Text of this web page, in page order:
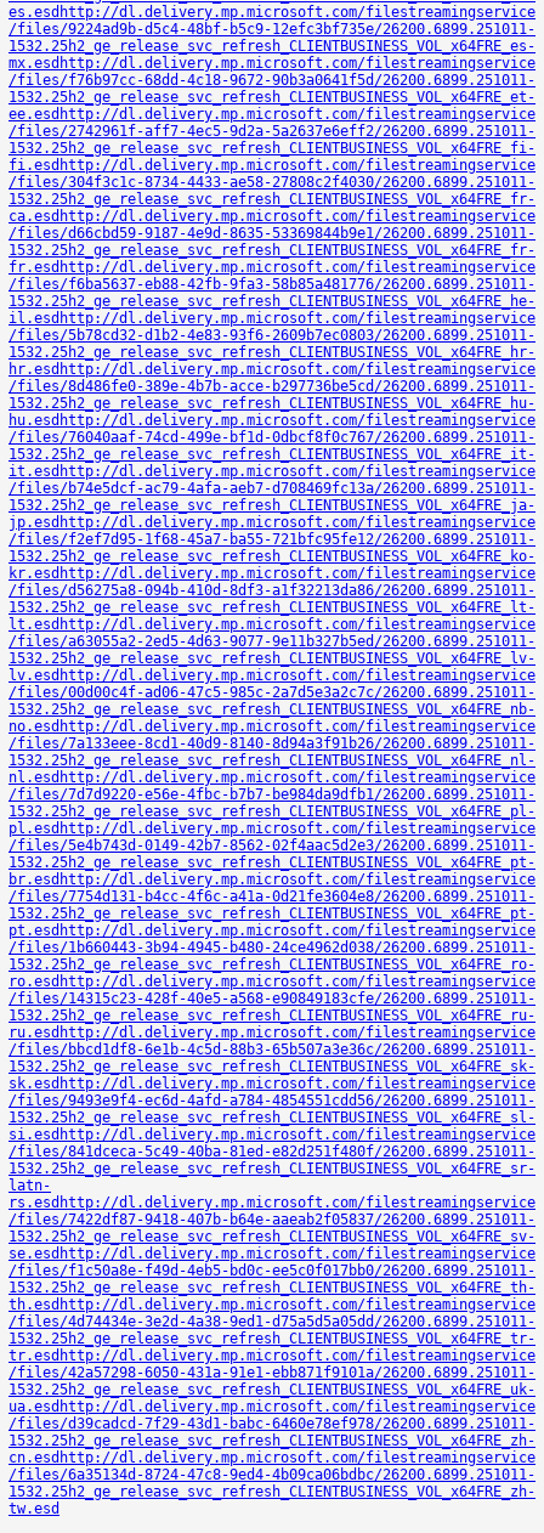
es.esd http://dl.delivery.mp.microsoft.com/filestreamingservice
/files/9224ad9b-d5c4-48bf-b5c9-12efc3bf735e/26200.6899.251011-
1532.25h2_ge_release_svc_refresh_CLIENTBUSINESS_VOL_x64FRE_es-
mx.esd http://dl.delivery.mp.microsoft.com/filestreamingservice
/files/f76b97cc-68dd-4c18-9672-90b3a0641f5d/26200.6899.251011-
1532.25h2_ge_release_svc_refresh_CLIENTBUSINESS_VOL_x64FRE_et-
ee.esd http://dl.delivery.mp.microsoft.com/filestreamingservice
/files/2742961f-aff7-4ec5-9d2a-5a2637e6eff2/26200.6899.251011-
1532.25h2_ge_release_svc_refresh_CLIENTBUSINESS_VOL_x64FRE_fi-
fi.esd http://dl.delivery.mp.microsoft.com/filestreamingservice
/files/304f3c1c-8734-4433-ae58-27808c2f4030/26200.6899.251011-
1532.25h2_ge_release_svc_refresh_CLIENTBUSINESS_VOL_x64FRE_fr-
ca.esd http://dl.delivery.mp.microsoft.com/filestreamingservice
/files/d66cbd59-9187-4e9d-8635-53369844b9e1/26200.6899.251011-
1532.25h2_ge_release_svc_refresh_CLIENTBUSINESS_VOL_x64FRE_fr-
fr.esd http://dl.delivery.mp.microsoft.com/filestreamingservice
/files/f6ba5637-eb88-42fb-9fa3-58b85a481776/26200.6899.251011-
1532.25h2_ge_release_svc_refresh_CLIENTBUSINESS_VOL_x64FRE_he-
il.esd http://dl.delivery.mp.microsoft.com/filestreamingservice
/files/5b78cd32-d1b2-4e83-93f6-2609b7ec0803/26200.6899.251011-
1532.25h2_ge_release_svc_refresh_CLIENTBUSINESS_VOL_x64FRE_hr-
hr.esd http://dl.delivery.mp.microsoft.com/filestreamingservice
/files/8d486fe0-389e-4b7b-acce-b297736be5cd/26200.6899.251011-
1532.25h2_ge_release_svc_refresh_CLIENTBUSINESS_VOL_x64FRE_hu-
hu.esd http://dl.delivery.mp.microsoft.com/filestreamingservice
/files/76040aaf-74cd-499e-bf1d-0dbcf8f0c767/26200.6899.251011-
1532.25h2_ge_release_svc_refresh_CLIENTBUSINESS_VOL_x64FRE_it-
it.esd http://dl.delivery.mp.microsoft.com/filestreamingservice
/files/b74e5dcf-ac79-4afa-aeb7-d708469fc13a/26200.6899.251011-
1532.25h2_ge_release_svc_refresh_CLIENTBUSINESS_VOL_x64FRE_ja-
jp.esd http://dl.delivery.mp.microsoft.com/filestreamingservice
/files/f2ef7d95-1f68-45a7-ba55-721bfc95fe12/26200.6899.251011-
1532.25h2_ge_release_svc_refresh_CLIENTBUSINESS_VOL_x64FRE_ko-
kr.esd http://dl.delivery.mp.microsoft.com/filestreamingservice
/files/d56275a8-094b-410d-8df3-a1f32213da86/26200.6899.251011-
1532.25h2_ge_release_svc_refresh_CLIENTBUSINESS_VOL_x64FRE_lt-
lt.esd http://dl.delivery.mp.microsoft.com/filestreamingservice
/files/a63055a2-2ed5-4d63-9077-9e11b327b5ed/26200.6899.251011-
1532.25h2_ge_release_svc_refresh_CLIENTBUSINESS_VOL_x64FRE_lv-
lv.esd http://dl.delivery.mp.microsoft.com/filestreamingservice
/files/00d00c4f-ad06-47c5-985c-2a7d5e3a2c7c/26200.6899.251011-
1532.25h2_ge_release_svc_refresh_CLIENTBUSINESS_VOL_x64FRE_nb-
no.esd http://dl.delivery.mp.microsoft.com/filestreamingservice
/files/7a133eee-8cd1-40d9-8140-8d94a3f91b26/26200.6899.251011-
1532.25h2_ge_release_svc_refresh_CLIENTBUSINESS_VOL_x64FRE_nl-
nl.esd http://dl.delivery.mp.microsoft.com/filestreamingservice
/files/7d7d9220-e56e-4fbc-b7b7-be984da9dfb1/26200.6899.251011-
1532.25h2_ge_release_svc_refresh_CLIENTBUSINESS_VOL_x64FRE_pl-
pl.esd http://dl.delivery.mp.microsoft.com/filestreamingservice
/files/5e4b743d-0149-42b7-8562-02f4aac5d2e3/26200.6899.251011-
1532.25h2_ge_release_svc_refresh_CLIENTBUSINESS_VOL_x64FRE_pt-
br.esd http://dl.delivery.mp.microsoft.com/filestreamingservice
/files/7754d131-b4cc-4f6c-a41a-0d21fe3604e8/26200.6899.251011-
1532.25h2_ge_release_svc_refresh_CLIENTBUSINESS_VOL_x64FRE_pt-
pt.esd http://dl.delivery.mp.microsoft.com/filestreamingservice
/files/1b660443-3b94-4945-b480-24ce4962d038/26200.6899.251011-
1532.25h2_ge_release_svc_refresh_CLIENTBUSINESS_VOL_x64FRE_ro-
ro.esd http://dl.delivery.mp.microsoft.com/filestreamingservice
/files/14315c23-428f-40e5-a568-e90849183cfe/26200.6899.251011-
1532.25h2_ge_release_svc_refresh_CLIENTBUSINESS_VOL_x64FRE_ru-
ru.esd http://dl.delivery.mp.microsoft.com/filestreamingservice
/files/bbcd1df8-6e1b-4c5d-88b3-65b507a3e36c/26200.6899.251011-
1532.25h2_ge_release_svc_refresh_CLIENTBUSINESS_VOL_x64FRE_sk-
sk.esd http://dl.delivery.mp.microsoft.com/filestreamingservice
/files/9493e9f4-ec6d-4afd-a784-4854551cdd56/26200.6899.251011-
1532.25h2_ge_release_svc_refresh_CLIENTBUSINESS_VOL_x64FRE_sl-
si.esd http://dl.delivery.mp.microsoft.com/filestreamingservice
/files/841dceca-5c49-40ba-81ed-e82d251f480f/26200.6899.251011-
1532.25h2_ge_release_svc_refresh_CLIENTBUSINESS_VOL_x64FRE_sr-
latn-
rs.esd http://dl.delivery.mp.microsoft.com/filestreamingservice
/files/7422df87-9418-407b-b64e-aaeab2f05837/26200.6899.251011-
1532.25h2_ge_release_svc_refresh_CLIENTBUSINESS_VOL_x64FRE_sv-
se.esd http://dl.delivery.mp.microsoft.com/filestreamingservice
/files/f1c50a8e-f49d-4eb5-bd0c-ee5c0f017bb0/26200.6899.251011-
1532.25h2_ge_release_svc_refresh_CLIENTBUSINESS_VOL_x64FRE_th-
th.esd http://dl.delivery.mp.microsoft.com/filestreamingservice
/files/4d74434e-3e2d-4a38-9ed1-d75a5d5a05dd/26200.6899.251011-
1532.25h2_ge_release_svc_refresh_CLIENTBUSINESS_VOL_x64FRE_tr-
tr.esd http://dl.delivery.mp.microsoft.com/filestreamingservice
/files/42a57298-6050-431a-91e1-ebb871f9101a/26200.6899.251011-
1532.25h2_ge_release_svc_refresh_CLIENTBUSINESS_VOL_x64FRE_uk-
ua.esd http://dl.delivery.mp.microsoft.com/filestreamingservice
/files/d39cadcd-7f29-43d1-babc-6460e78ef978/26200.6899.251011-
1532.25h2_ge_release_svc_refresh_CLIENTBUSINESS_VOL_x64FRE_zh-
cn.esd http://dl.delivery.mp.microsoft.com/filestreamingservice
/files/6a35134d-8724-47c8-9ed4-4b09ca06bdbc/26200.6899.251011-
1532.25h2_ge_release_svc_refresh_CLIENTBUSINESS_VOL_x64FRE_zh-
tw.esd